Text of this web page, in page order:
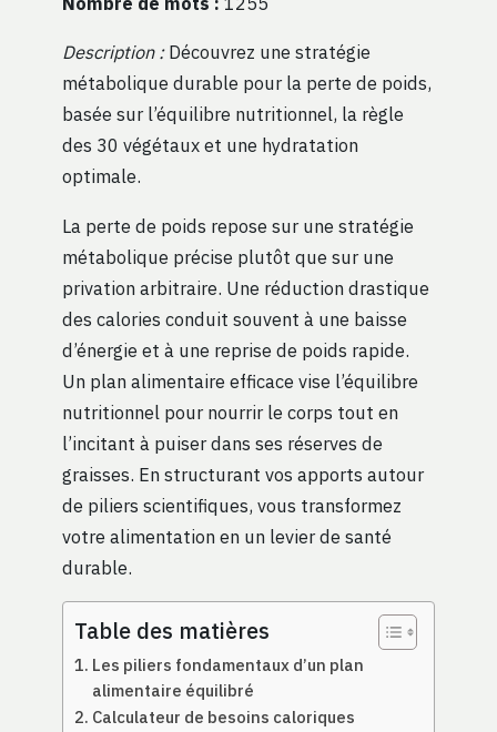
Description :Découvrez une stratégie
métabolique durable pour la perte de poids,
basée sur l’équilibre nutritionnel, la règle
des 30 végétaux et une hydratation
optimale.
La perte de poids repose sur une stratégie
métabolique précise plutôt que sur une
privation arbitraire. Une réduction drastique
des calories conduit souvent à une baisse
d’énergie et à une reprise de poids rapide.
Un plan alimentaire efficace vise l’équilibre
nutritionnel pour nourrir le corps tout en
l’incitant à puiser dans ses réserves de
graisses. En structurant vos apports autour
de piliers scientifiques, vous transformez
votre alimentation en un levier de santé
durable.
Table des matières
Les piliers fondamentaux d’un plan
alimentaire équilibré
Calculateur de besoins caloriques